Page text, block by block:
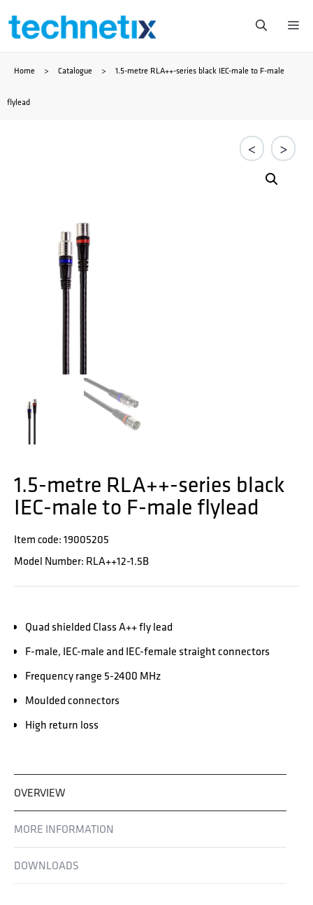
Saltar
contenido
Home > Catalogue > 1.5-metre RLA++-series black IEC-male to F-male
flylead
< >
1.5-metre RLA++-series black
IEC-male to F-male flylead
Item code: 19005205
Model Number: RLA++12-1.5B
Quad shielded Class A++ fly lead
F-male, IEC-male and IEC-female straight connectors
Frequency range 5-2400 MHz
Moulded connectors
High return loss
OVERVIEW
MORE INFORMATION
DOWNLOADS